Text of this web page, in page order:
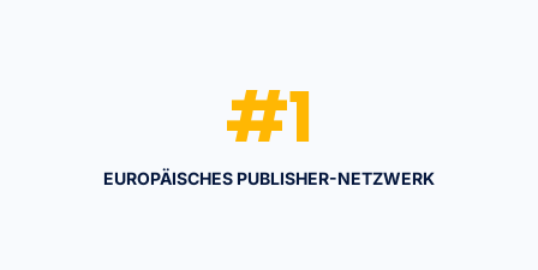
EUROPÄISCHES PUBLISHER-NETZWERK
#1